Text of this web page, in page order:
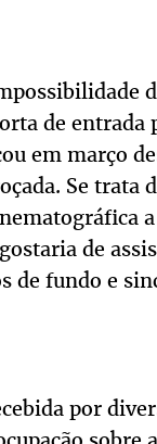
de
em março
Se trata
de
de fundo e
por